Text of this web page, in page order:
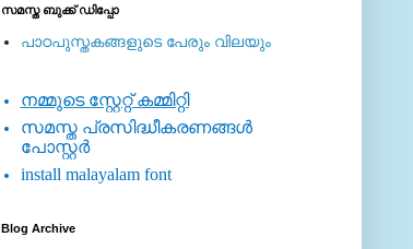
സമസ്ത ബുക്ക് ഡിപ്പോ
പാഠപുസ്തകങ്ങളുടെ പേരും വിലയും
നമ്മുടെ സ്റ്റേറ്റ് കമ്മിറ്റി
സമസ്ത പ്രസിദ്ധീകരണങ്ങള്‍
പോസ്റ്റര്‍
install malayalam font
Blog Archive